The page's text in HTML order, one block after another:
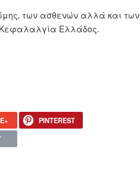
των ασθενών αλλά και των
Κεφαλαλγία Ελλάδος.
PINTEREST